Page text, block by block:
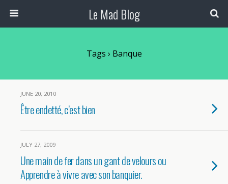
Le Mad Blog
Tags › Banque
JUNE 20, 2010
Être endetté, c’est bien
JULY 27, 2009
Une main de fer dans un gant de velours ou
Apprendre à vivre avec son banquier.